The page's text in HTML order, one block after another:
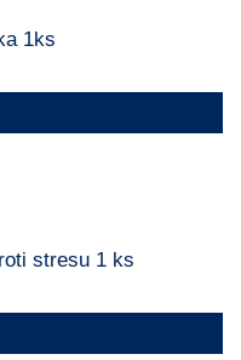
1ks
stresu 1 ks